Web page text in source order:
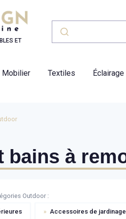
ET
Mobilier Textiles Éclairage
bains à
Outdoor :
» Accessoires de jardinage